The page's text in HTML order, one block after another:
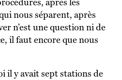
après les
nous séparent, après
n’est une question ni de
il faut encore que nous